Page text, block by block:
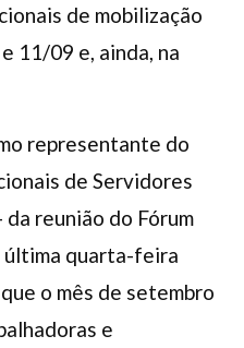
de mobilização
11/09 e, ainda, na
representante do
de Servidores
reunião do Fórum
última quarta-feira
o mês de setembro
e